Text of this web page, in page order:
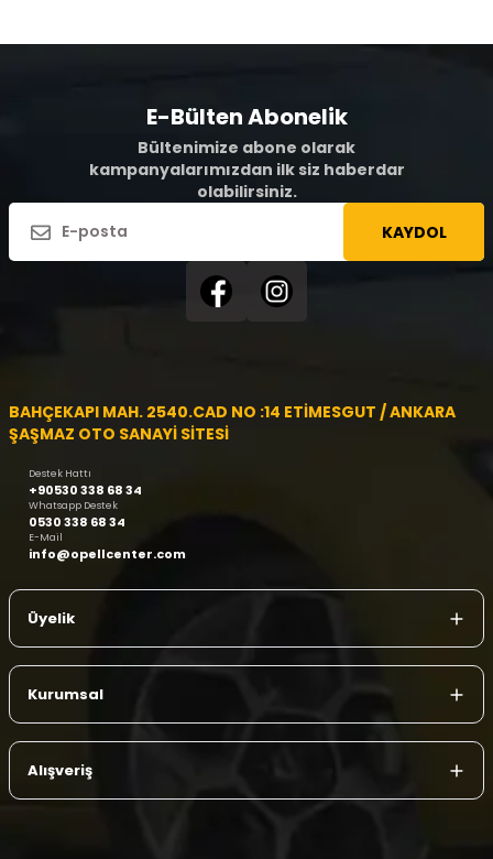
E-Bülten Abonelik
Bültenimize abone olarak
kampanyalarımızdan ilk siz haberdar
olabilirsiniz.
KAYDOL
BAHÇEKAPI MAH. 2540.CAD NO :14 ETİMESGUT / ANKARA
ŞAŞMAZ OTO SANAYİ SİTESİ
Destek Hattı
+90530 338 68 34
Whatsapp Destek
0530 338 68 34
E-Mail
info@opellcenter.com
Üyelik
Kurumsal
Alışveriş